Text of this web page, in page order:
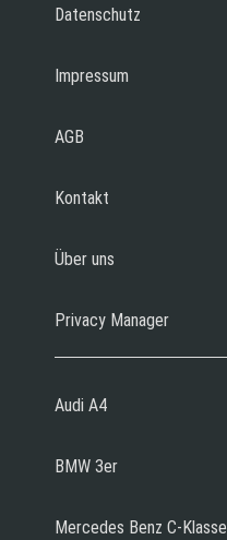
Datenschutz
Impressum
AGB
Kontakt
Über uns
Privacy Manager
Audi A4
BMW 3er
Mercedes Benz C-Klasse